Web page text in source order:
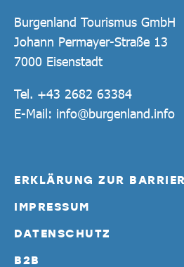
Burgenland Tourismus GmbH
Johann Permayer-Straße 13
7000 Eisenstadt
Tel. +43 2682 63384
E-Mail: info@burgenland.info
ERKLÄRUNG ZUR
IMPRESSUM
DATENSCHUTZ
B2B